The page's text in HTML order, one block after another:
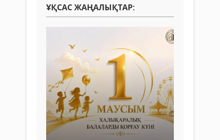
ҰҚСАС ЖАҢАЛЫҚТАР: